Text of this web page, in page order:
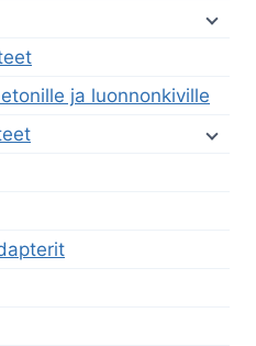
ja luonnonkiville